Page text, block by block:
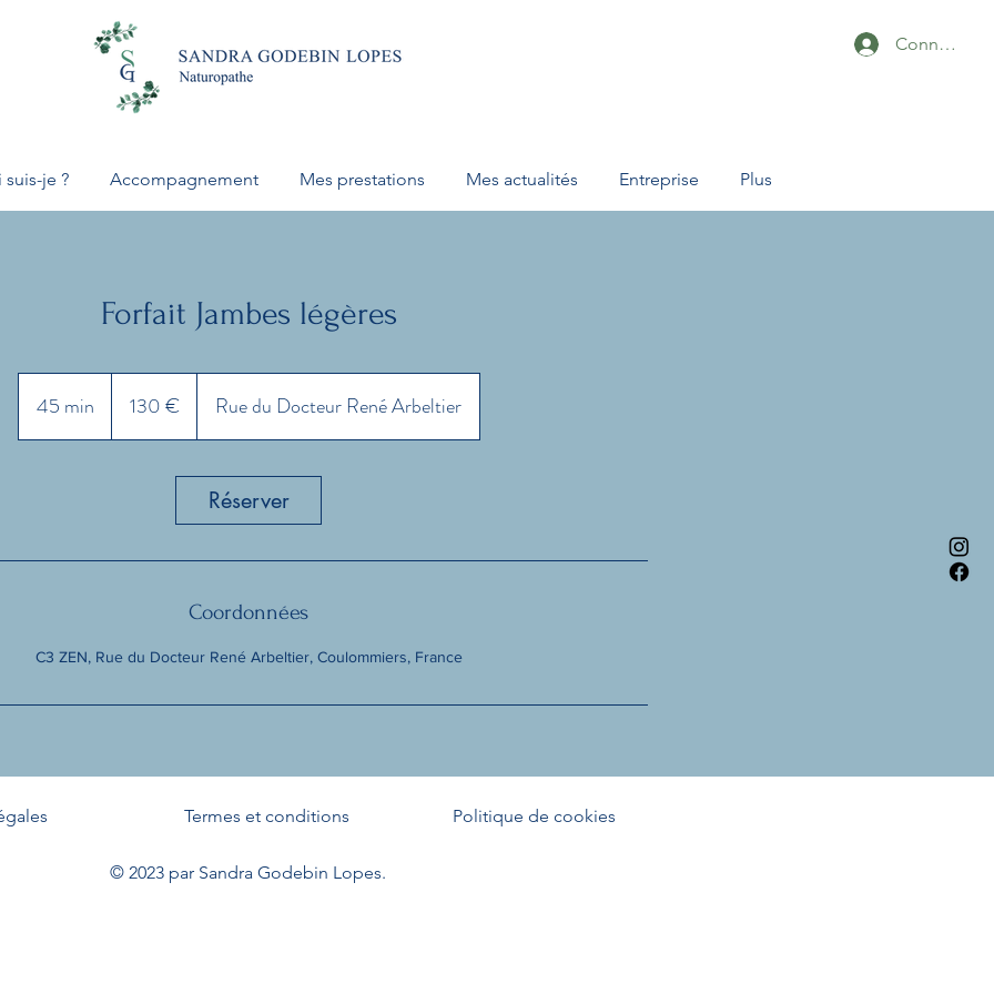
Connexion
suis-je ? Accompagnement Mes prestations Mes actualités Entreprise Plus
Forfait Jambes légères
45 min
5
130 € Rue du Docteur René Arbeltier
Réserver
Coordonnées
C3 ZEN, Rue du Docteur René Arbeltier, Coulommiers, France
Termes et conditions Politique de cookies
© 2023 par Sandra Godebin Lopes.